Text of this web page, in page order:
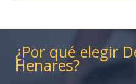
¿Por qué elegir
Henares?